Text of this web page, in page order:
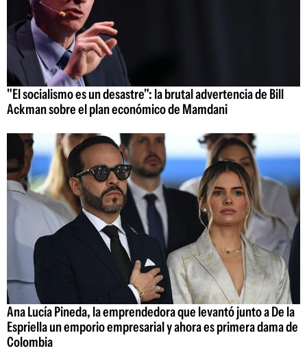
"El socialismo es un desastre": la brutal advertencia de Bill
Ackman sobre el plan económico de Mamdani
Ana Lucía Pineda, la emprendedora que levantó junto a De la
Espriella un emporio empresarial y ahora es primera dama de
Colombia